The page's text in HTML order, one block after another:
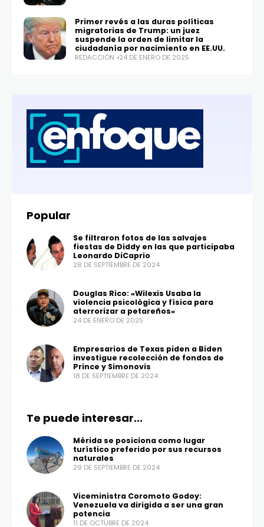
Primer revés a las duras políticas
migratorias de Trump: un juez
suspende la orden de limitar la
ciudadanía por nacimiento en EE.UU.
REDACCIÓN 24 DE ENERO DE 2025
Popular
Se filtraron fotos de las salvajes
fiestas de Diddy en las que participaba
Leonardo DiCaprio
28 DE SEPTIEMBRE DE 2024
Douglas Rico: «Wilexis Usaba la
violencia psicológica y física para
aterrorizar a petareños»
24 DE ENERO DE 2025
Empresarios de Texas piden a Biden
investigue recolección de fondos de
Prince y Simonovis
18 DE SEPTIEMBRE DE 2024
Te puede interesar...
Mérida se posiciona como lugar
turístico preferido por sus recursos
naturales
29 DE SEPTIEMBRE DE 2024
Viceministra Coromoto Godoy:
Venezuela va dirigida a ser una gran
potencia
11 DE OCTUBRE DE 2024